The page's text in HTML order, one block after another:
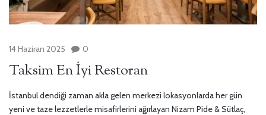
14 Haziran 2025 0
Taksim En İyi Restoran
İstanbul dendiği zaman akla gelen merkezi lokasyonlarda her gün
yeni ve taze lezzetlerle misafirlerini ağırlayan Nizam Pide & Sütlaç,